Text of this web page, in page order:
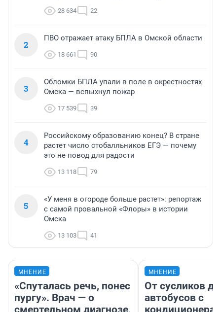
28 634 22
2
ПВО отражает атаку БПЛА в Омской области
18 661 90
3
Обломки БПЛА упали в поле в окрестностях
Омска — вспыхнул пожар
17 539 39
4
Российскому образованию конец? В стране
растет число стобалльников ЕГЭ — почему
это не повод для радости
13 118 79
5
«У меня в огороде больше растет»: репортаж
с самой провальной «Флоры» в истории
Омска
13 103 41
МНЕНИЕ
«Спуталась речь, понес
пургу». Врач — о
смертельном диагнозе,
МНЕНИЕ
От сусликов до
автобусов с